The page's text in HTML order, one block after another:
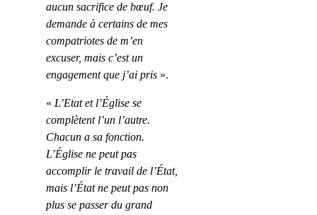
aucun sacrifice de bœuf. Je
demande à certains de mes
compatriotes de m’en
excuser, mais c’est un
engagement que j’ai pris».
« L’Etat et l’Église se
complètent l’un l’autre.
Chacun a sa fonction.
L’Église ne peut pas
accomplir le travail de l’État,
mais l’État ne peutpas non
plus se passer du grand